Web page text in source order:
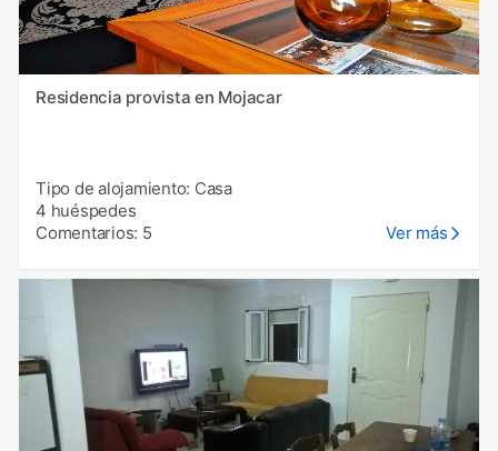
Residencia provista en Mojacar
Tipo de alojamiento: Casa
4 huéspedes
Comentarios: 5
Ver más